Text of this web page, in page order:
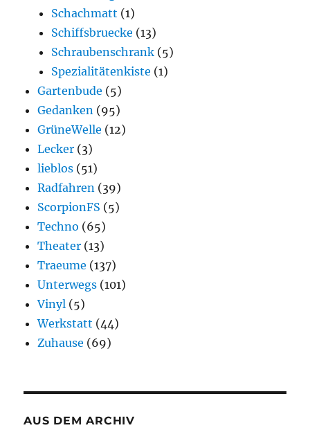
Schachmatt (1)
Schiffsbruecke (13)
Schraubenschrank (5)
Spezialitätenkiste (1)
Gartenbude (5)
Gedanken (95)
GrüneWelle (12)
Lecker (3)
lieblos (51)
Radfahren (39)
ScorpionFS (5)
Techno (65)
Theater (13)
Traeume (137)
Unterwegs (101)
Vinyl (5)
Werkstatt (44)
Zuhause (69)
AUS DEM ARCHIV